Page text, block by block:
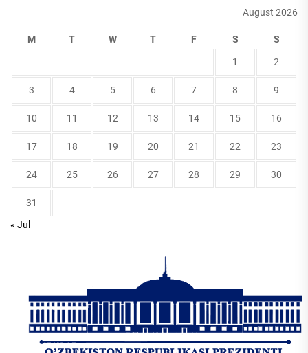
August 2026
M T W T F S S
1 2
3 4 5 6 7 8 9
10 11 12 13 14 15 16
17 18 19 20 21 22 23
24 25 26 27 28 29 30
31
« Jul